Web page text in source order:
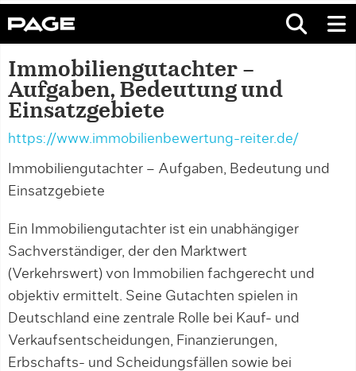
Immobiliengutachter –
Aufgaben, Bedeutung und
Einsatzgebiete
https://www.immobilienbewertung-reiter.de/
Immobiliengutachter – Aufgaben, Bedeutung und
Einsatzgebiete
Ein Immobiliengutachter ist ein unabhängiger
Sachverständiger, der den Marktwert
(Verkehrswert) von Immobilien fachgerecht und
objektiv ermittelt. Seine Gutachten spielen in
Deutschland eine zentrale Rolle bei Kauf- und
Verkaufsentscheidungen, Finanzierungen,
Erbschafts- und Scheidungsfällen sowie bei